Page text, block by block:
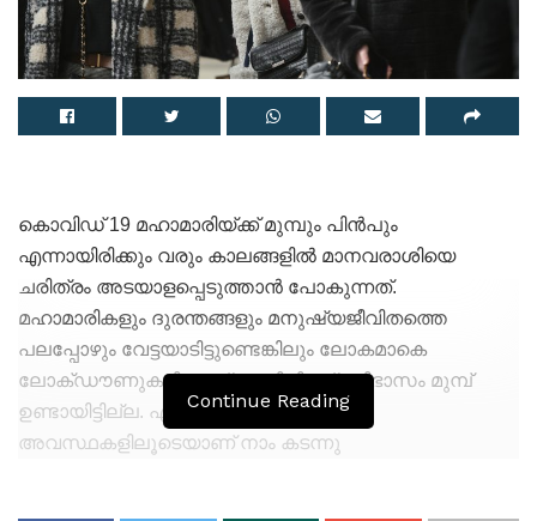
കൊവിഡ് 19 മഹാമാരിയ്ക്ക് മുമ്പും പിന്‍പും
എന്നായിരിക്കും വരും കാലങ്ങളില്‍ മാനവരാശിയെ
ചരിത്രം അടയാളപ്പെടുത്താന്‍ പോകുന്നത്.
മഹാമാരികളും ദുരന്തങ്ങളും മനുഷ്യജീവിതത്തെ
പലപ്പോഴും വേട്ടയാടിട്ടുണ്ടെങ്കിലും ലോകമാകെ
ലോക്ഡൗണുകളിലേക്ക് തള്ളിവിട്ട പ്രതിഭാസം മുമ്പ്
ഉണ്ടായിട്ടില്ല. ഏറ്റവും സങ്കീര്‍ണമായ
അവസ്ഥകളിലൂടെയാണ് നാം കടന്നു
Continue Reading